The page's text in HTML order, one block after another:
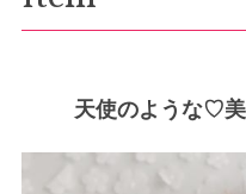
天使のような♡